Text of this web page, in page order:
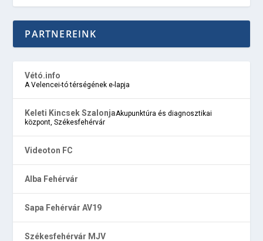
PARTNEREINK
Vétó.info
A Velencei-tó térségének e-lapja
Keleti Kincsek SzalonjaAkupunktúra és diagnosztikai
központ, Székesfehérvár
Videoton FC
Alba Fehérvár
Sapa Fehérvár AV19
Székesfehérvár MJV